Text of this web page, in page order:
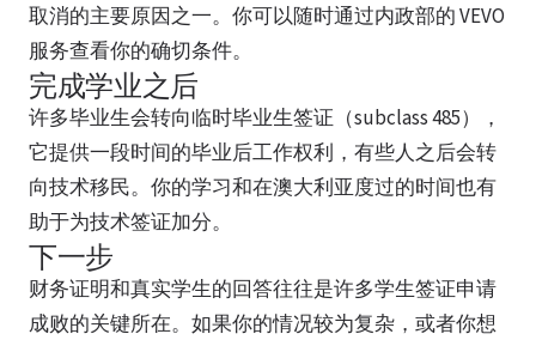
取消的主要原因之一。你可以随时通过内政部的 VEVO
服务查看你的确切条件。
完成学业之后
许多毕业生会转向临时毕业生签证（subclass 485），
它提供一段时间的毕业后工作权利，有些人之后会转
向技术移民。你的学习和在澳大利亚度过的时间也有
助于为技术签证加分。
下一步
财务证明和真实学生的回答往往是许多学生签证申请
成败的关键所在。如果你的情况较为复杂，或者你想